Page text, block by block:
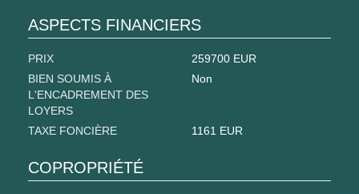
ASPECTS FINANCIERS
PRIX
259700 EUR
BIEN SOUMIS À
L'ENCADREMENT DES
LOYERS
Non
TAXE FONCIÈRE 1161 EUR
COPROPRIÉTÉ